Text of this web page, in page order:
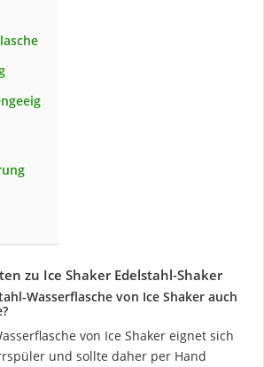
zu Ice Shaker Edelstahl-Shaker
Wasserflasche von Ice Shaker auch
von Ice Shaker eignet sich
und sollte daher per Hand